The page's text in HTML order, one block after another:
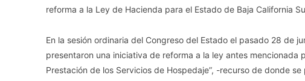
reforma a la Ley de Hacienda para el Estado de Baja California
En la sesión ordinaria del Congreso del Estado el pasado 28 de
presentaron una iniciativa de reforma a la ley antes mencionada
Prestación de los Servicios de Hospedaje”, -recurso de donde